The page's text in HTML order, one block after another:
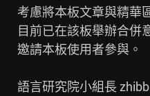
考慮將本板文章與精華
目前已在該板舉辦合併
邀請本板使用者參與。
語言研究院小組長 zhibb